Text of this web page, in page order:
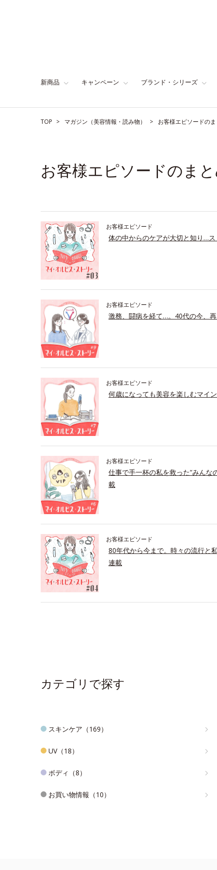
新商品 キャンペーン ブランド・シリーズ
TOP マガジン（美容情報・読み物） お客様エピソードの
お客様エピソードのま
お客様エピソード
体の中からのケアが大切と知り…
お客様エピソード
激務、闘病を経て…。40代の今、
お客様エピソード
何歳になっても美容を楽しむマイ
お客様エピソード
仕事で手一杯の私を救った“みんな
載
お客様エピソード
80年代から今まで。時々の流行と
連載
カテゴリで探す
スキンケア（169）
UV（18）
ボディ（8）
お買い物情報（10）